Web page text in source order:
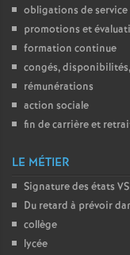
obligations de service
promotions et
formation continue
congés,
rémunérations
action sociale
fin de carrière et
LE MÉTIER
Signature des états VS
Du retard à prévoir
collège
lycée